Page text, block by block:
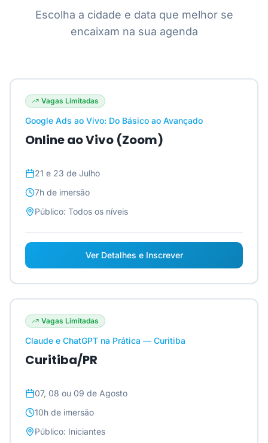
Escolha a cidade e data que melhor se
encaixam na sua agenda
Vagas Limitadas
Google Ads ao Vivo: Do Básico ao Avançado
Online ao Vivo (Zoom)
21 e 23 de Julho
7h de imersão
Público: Todos os níveis
Ver Detalhes e Inscrever
Vagas Limitadas
Claude e ChatGPT na Prática — Curitiba
Curitiba/PR
07, 08 ou 09 de Agosto
10h de imersão
Público: Iniciantes